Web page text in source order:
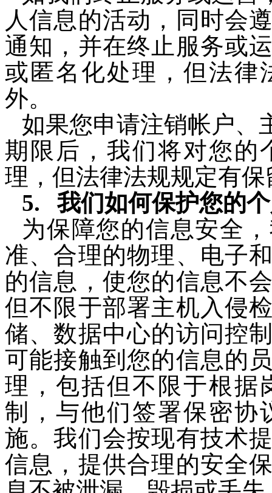
人信息的活动，同时会
通知，并在终止服务或
或匿名化处理，但法律
外。
如果您申请注销帐户、
期限后，我们将对您的
理，但法律法规规定有
我们如何保护您的
为保障您的信息安全
准、合理的物理、电子
的信息，使您的信息不
但不限于部署主机入侵
储、数据中心的访问控
可能接触到您的信息的
理，包括但不限于根据
制，与他们签署保密协
施。我们会按现有技术
信息，提供合理的安全